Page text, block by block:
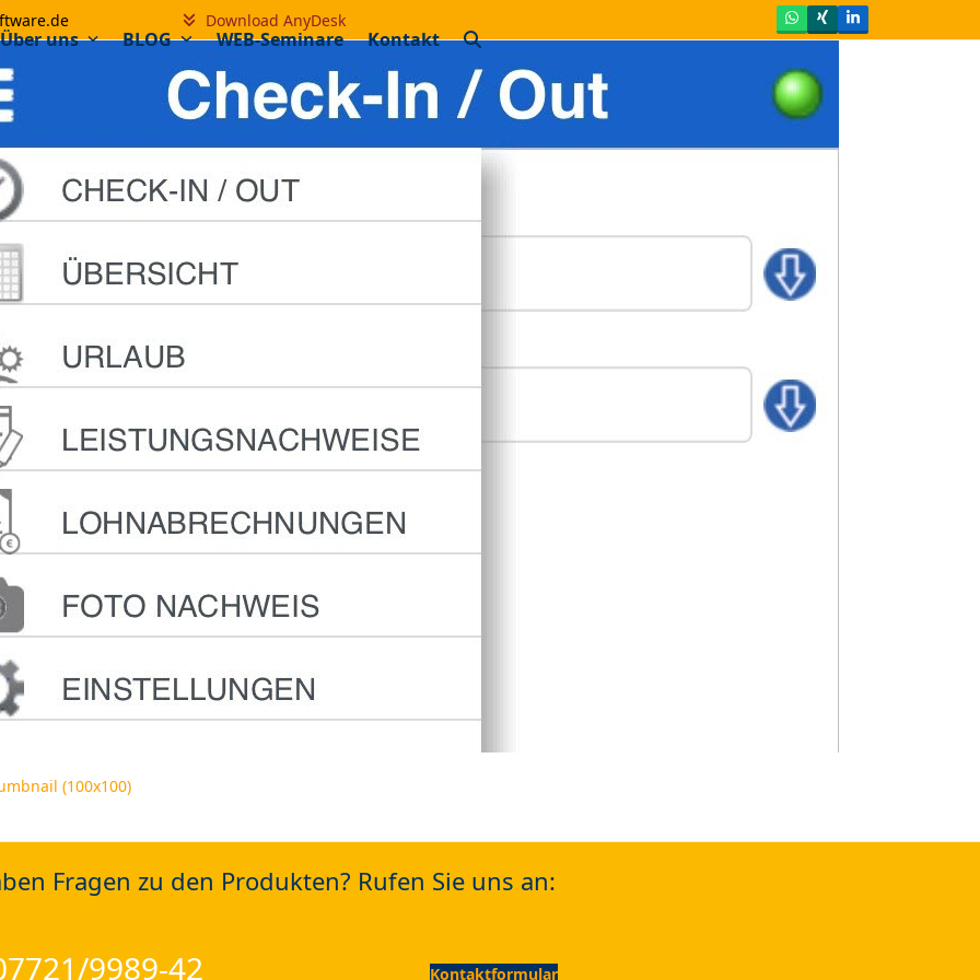
Download AnyDesk Whatsapp
XingLinkedIn
Über uns BLOG WEB-Seminare Kontakt
(100x100)
Fragen zu den Produkten? Rufen Sie uns an:
9989-42 Kontaktformular